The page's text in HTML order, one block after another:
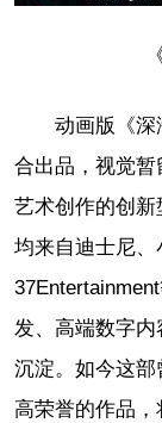
动画版《深
合出品，视觉
艺术创作的创
均来自迪士尼、
发、高端数字
沉淀。如今这
高荣誉的作品